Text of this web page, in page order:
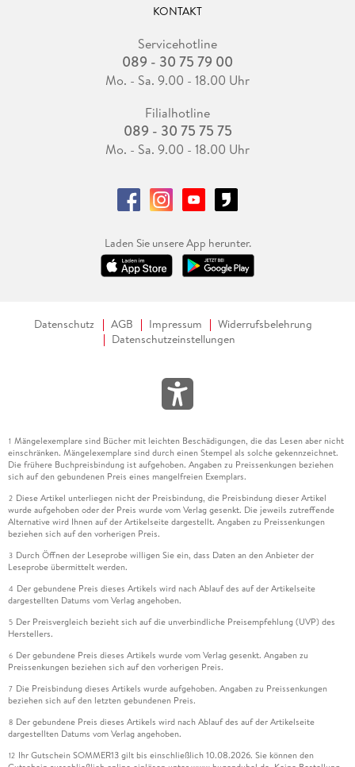
KONTAKT
Servicehotline
089 - 30 75 79 00
Mo. - Sa. 9.00 - 18.00 Uhr
Filialhotline
089 - 30 75 75 75
Mo. - Sa. 9.00 - 18.00 Uhr
Laden Sie unsere App herunter.
Datenschutz AGB Impressum
Widerrufsbelehrung
Datenschutzeinstellungen
1 Mängelexemplare sind Bücher mit leichten Beschädigungen, die das Lesen aber nicht
einschränken. Mängelexemplare sind durch einen Stempel als solche gekennzeichnet.
Die frühere Buchpreisbindung ist aufgehoben. Angaben zu Preissenkungen beziehen
sich auf den gebundenen Preis eines mangelfreien Exemplars.
2 Diese Artikel unterliegen nicht der Preisbindung, die Preisbindung dieser Artikel
wurde aufgehoben oder der Preis wurde vom Verlag gesenkt. Die jeweils zutreffende
Alternative wird Ihnen auf der Artikelseite dargestellt. Angaben zu Preissenkungen
beziehen sich auf den vorherigen Preis.
3 Durch Öffnen der Leseprobe willigen Sie ein, dass Daten an den Anbieter der
Leseprobe übermittelt werden.
4 Der gebundene Preis dieses Artikels wird nach Ablauf des auf der Artikelseite
dargestellten Datums vom Verlag angehoben.
5 Der Preisvergleich bezieht sich auf die unverbindliche Preisempfehlung (UVP) des
Herstellers.
6 Der gebundene Preis dieses Artikels wurde vom Verlag gesenkt. Angaben zu
Preissenkungen beziehen sich auf den vorherigen Preis.
7 Die Preisbindung dieses Artikels wurde aufgehoben. Angaben zu Preissenkungen
beziehen sich auf den letzten gebundenen Preis.
8 Der gebundene Preis dieses Artikels wird nach Ablauf des auf der Artikelseite
dargestellten Datums vom Verlag angehoben.
12 Ihr Gutschein SOMMER13 gilt bis einschließlich 10.08.2026. Sie können den